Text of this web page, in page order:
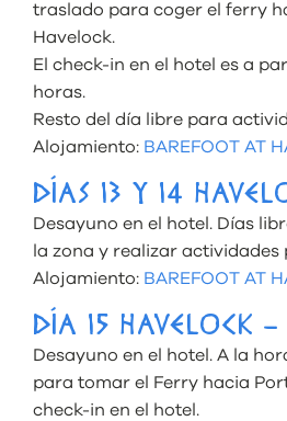
traslado para coger el ferry
Havelock.
El check-in en el hotel es a
horas.
Resto del día libre para
Alojamiento: BAREFOOT AT
DÍAS 13 Y 14
Desayuno en el hotel. Días
la zona y realizar actividades
Alojamiento: BAREFOOT AT
DÍA 15 HAVELOCK
Desayuno en el hotel. A la
para tomar el Ferry hacia
check-in en el hotel.